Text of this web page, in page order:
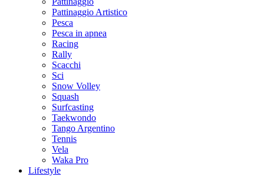
Pattinaggio Artistico
Pesca
Pesca in apnea
Racing
Rally
Scacchi
Sci
Snow Volley
Squash
Surfcasting
Taekwondo
Tango Argentino
Tennis
Vela
Waka Pro
Lifestyle